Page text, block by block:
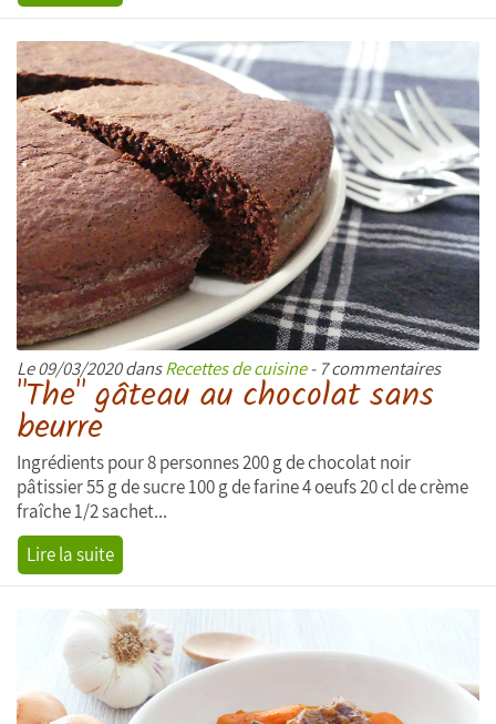
Le 09/03/2020 dansRecettes de cuisine- 7 commentaires
"The" gâteau au chocolat sans
beurre
Ingrédients pour 8 personnes 200 g de chocolat noir
pâtissier 55 g de sucre 100 g de farine 4 oeufs 20 cl de crème
fraîche 1/2 sachet...
Lire la suite